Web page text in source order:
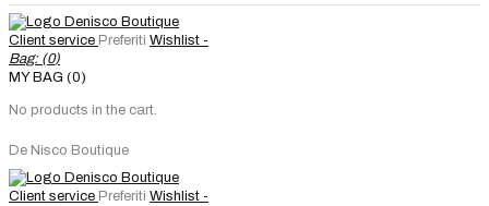
Client service Preferiti Wishlist -
Bag: (0)
MY BAG (0)
No products in the cart.
De Nisco Boutique
Client service Preferiti Wishlist -